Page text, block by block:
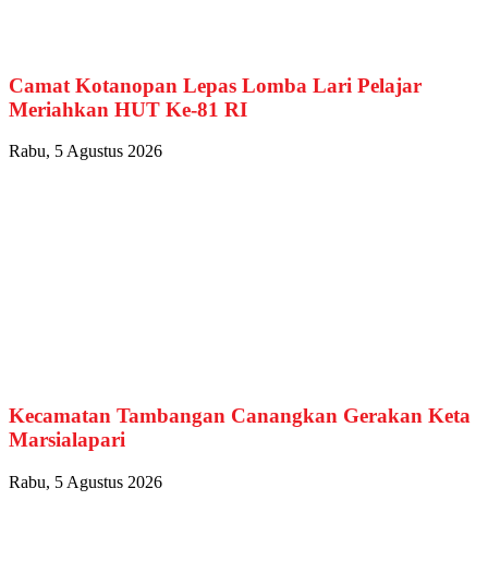
Camat Kotanopan Lepas Lomba Lari Pelajar
Meriahkan HUT Ke-81 RI
Rabu, 5 Agustus 2026
Kecamatan Tambangan Canangkan Gerakan Keta
Marsialapari
Rabu, 5 Agustus 2026